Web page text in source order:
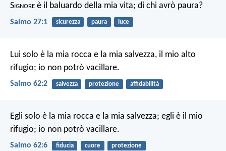
Signore è il baluardo della mia vita; di chi avrò paura?
Salmo 27:1 sicurezza paura luce
Lui solo è la mia rocca e la mia salvezza, il mio alto
rifugio; io non potrò vacillare.
Salmo 62:2 salvezza protezione affidabilità
Egli solo è la mia rocca e la mia salvezza; egli è il mio
rifugio; io non potrò vacillare.
Salmo 62:6 fiducia cuore protezione